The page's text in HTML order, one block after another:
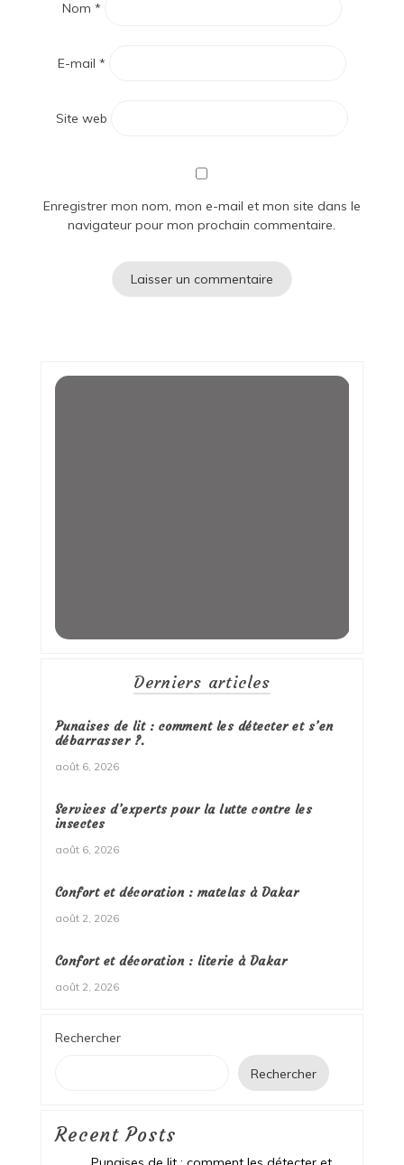
Nom *
E-mail *
Site web
Enregistrer mon nom, mon e-mail et mon site dans le
navigateur pour mon prochain commentaire.
Derniers articles
Punaises de lit : comment les détecter et s’en
débarrasser ?.
août 6, 2026
Services d’experts pour la lutte contre les
insectes
août 6, 2026
Confort et décoration : matelas à Dakar
août 2, 2026
Confort et décoration : literie à Dakar
août 2, 2026
Rechercher
Rechercher
Recent Posts